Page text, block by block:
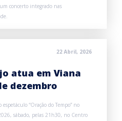
concerto integrado nas
22 Abril, 2026
atua em Viana
dezembro
“Oração do Tempo” no
sábado, pelas 21h30, no Centro